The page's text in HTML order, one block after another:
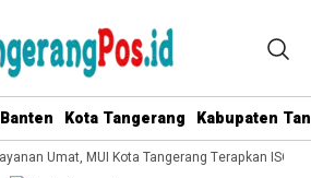
Banten Kota Tangerang Kabupaten
Umat, MUI Kota Tangerang Terapkan ISO